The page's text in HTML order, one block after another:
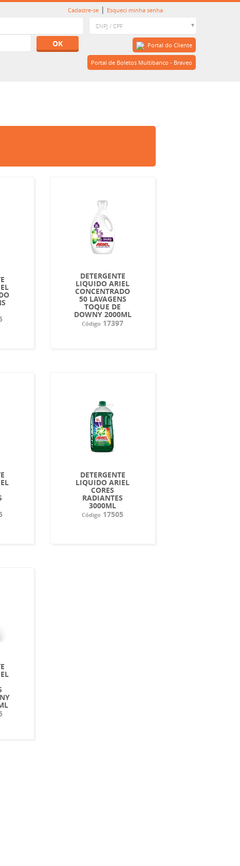
Cadastre-se | Esqueci minha senha
OK Portal do Cliente
Portal de Boletos Multibanco - Braveo
DETERGENTE
LIQUIDO ARIEL
CONCENTRADO
50 LAVAGENS
TOQUE DE
DOWNY 2000ML
Código 17397
DETERGENTE
LIQUIDO ARIEL
CORES
RADIANTES
3000ML
Código 17505